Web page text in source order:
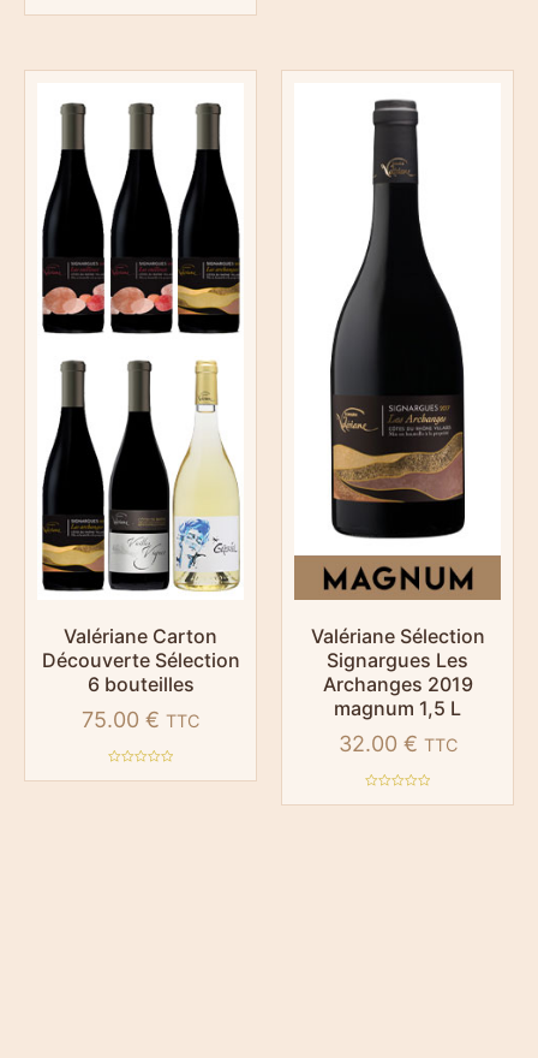
Valériane Carton
Découverte Sélection
6 bouteilles
75.00 € TTC
Valériane Sélection
Signargues Les
Archanges 2019
magnum 1,5 L
32.00 € TTC